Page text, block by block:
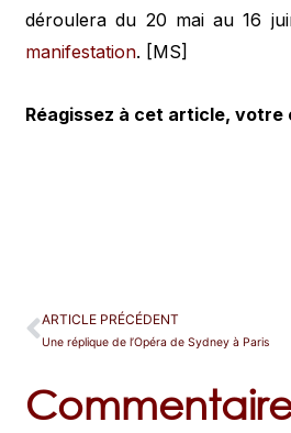
déroulera du 20 mai au 16
manifestation. [MS]
Réagissez à cet article, votre
ARTICLE PRÉCÉDENT
Une réplique de l’Opéra de Sydney à Paris